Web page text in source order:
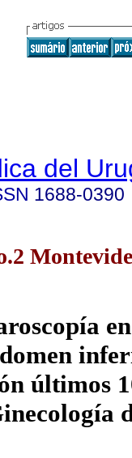
del
1688-0390
últimos